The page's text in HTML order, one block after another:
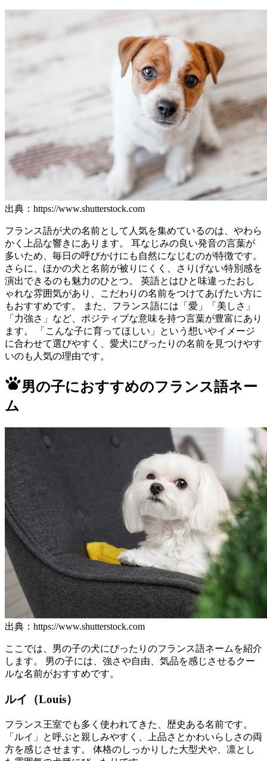
出典：https://www.shutterstock.com
フランス語が犬の名前として人気を集めているのは、やわら
かく上品な響きにあります。 耳なじみの良い発音の言葉が
多いため、毎日の呼びかけにも自然になじむのが特徴です。
さらに、ほかの犬と名前が被りにくく、さりげない特別感を
演出できるのも魅力のひとつ。 英語とはひと味違ったおし
ゃれな雰囲気があり、こだわりの名前をつけてあげたい方に
もおすすめです。 また、フランス語には「愛」「美しさ」
「力強さ」など、ポジティブな意味を持つ言葉が豊富にあり
ます。 「こんな子に育ってほしい」という想いやイメージ
に合わせて選びやすく、愛犬にぴったりの名前を見つけやす
いのも人気の理由です。
男の子におすすめのフランス語ネー
ム
出典：https://www.shutterstock.com
ここでは、男の子の犬にぴったりのフランス語ネームを紹介
します。 男の子には、強さや自由、気品を感じさせるクー
ルな名前がおすすめです。
ルイ（Louis）
フランス王室でも多く使われてきた、歴史ある名前です。
「ルイ」と呼ぶと親しみやすく、上品さとかわいらしさの両
方を感じさせます。 体格のしっかりした大型犬や、凛とし